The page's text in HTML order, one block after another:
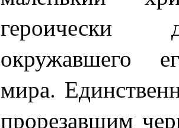
героически
окружавшего
мира.
прорезавшим